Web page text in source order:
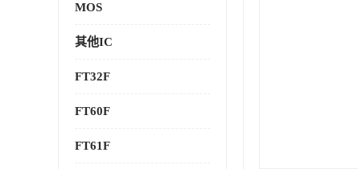
MOS
其他IC
FT32F
FT60F
FT61F